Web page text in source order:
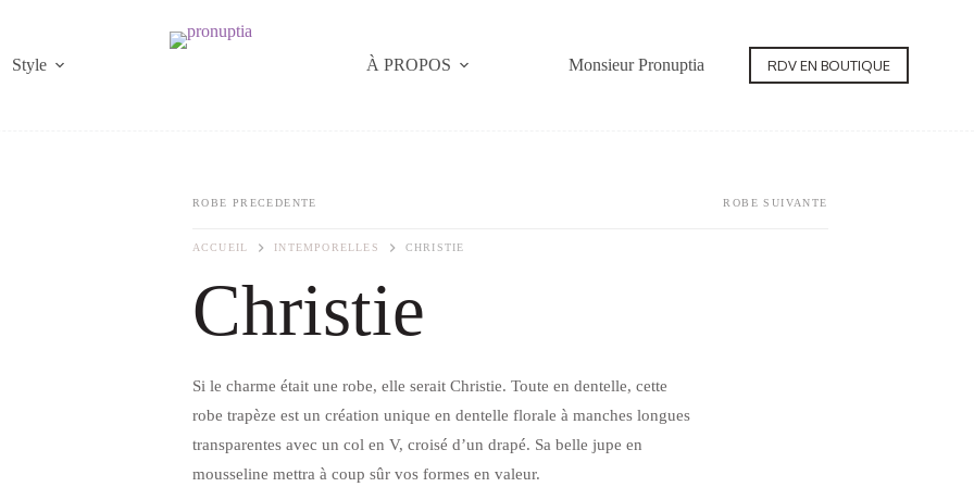
Style À PROPOS Monsieur Pronuptia Contact
RDV EN BOUTIQUE
ROBE PRECEDENTE ROBE SUIVANTE
ACCUEIL INTEMPORELLES CHRISTIE
Christie
Si le charme était une robe, elle serait Christie. Toute en dentelle, cette
robe trapèze est un création unique en dentelle florale à manches longues
transparentes avec un col en V, croisé d’un drapé. Sa belle jupe en
mousseline mettra à coup sûr vos formes en valeur.